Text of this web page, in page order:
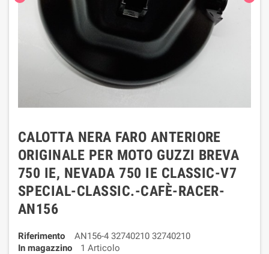
CALOTTA NERA FARO ANTERIORE
ORIGINALE PER MOTO GUZZI BREVA
750 IE, NEVADA 750 IE CLASSIC-V7
SPECIAL-CLASSIC.-CAFÈ-RACER-
AN156
Riferimento
AN156-4 32740210 32740210
In magazzino
1 Articolo